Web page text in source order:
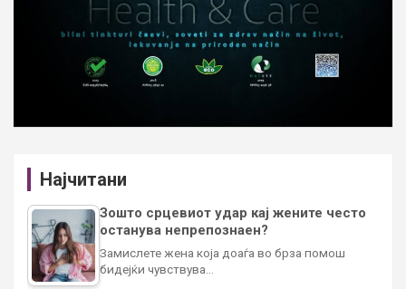
Најчитани
Зошто срцевиот удар кај жените често
останува непрепознаен?
Замислете жена која доаѓа во брза помош
бидејќи чувствува…